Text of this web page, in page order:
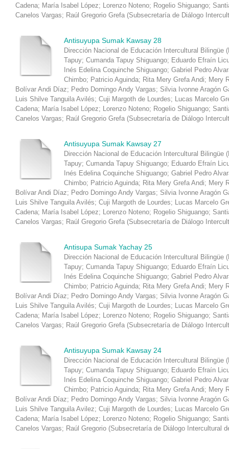
Cadena; María Isabel López; Lorenzo Noteno; Rogelio Shiguango;
Canelos Vargas; Raúl Gregorio Grefa (Subsecretaría de Diálogo
Antisuyupa Sumak Kawsay 28
Dirección Nacional de Educación Intercultural Bilingüe
Tapuy; Cumanda Tapuy Shiguango; Eduardo Efraín
Inés Edelina Coquinche Shiguango; Gabriel Pedro
Chimbo; Patricio Aguinda; Rita Mery Grefa Andi; Mery
Bolívar Andi Díaz; Pedro Domingo Andy Vargas; Silvia Ivonne Aragón
Luis Shilve Tanguila Avilés; Cuji Margoth de Lourdes; Lucas Marcelo
Cadena; María Isabel López; Lorenzo Noteno; Rogelio Shiguango;
Canelos Vargas; Raúl Gregorio Grefa (Subsecretaría de Diálogo
Antisuyupa Sumak Kawsay 27
Dirección Nacional de Educación Intercultural Bilingüe
Tapuy; Cumanda Tapuy Shiguango; Eduardo Efraín
Inés Edelina Coquinche Shiguango; Gabriel Pedro
Chimbo; Patricio Aguinda; Rita Mery Grefa Andi; Mery
Bolívar Andi Díaz; Pedro Domingo Andy Vargas; Silvia Ivonne Aragón
Luis Shilve Tanguila Avilés; Cuji Margoth de Lourdes; Lucas Marcelo
Cadena; María Isabel López; Lorenzo Noteno; Rogelio Shiguango;
Canelos Vargas; Raúl Gregorio Grefa (Subsecretaría de Diálogo
Antisupa Sumak Yachay 25
Dirección Nacional de Educación Intercultural Bilingüe
Tapuy; Cumanda Tapuy Shiguango; Eduardo Efraín
Inés Edelina Coquinche Shiguango; Gabriel Pedro
Chimbo; Patricio Aguinda; Rita Mery Grefa Andi; Mery
Bolívar Andi Díaz; Pedro Domingo Andy Vargas; Silvia Ivonne Aragón
Luis Shilve Tanguila Avilés; Cuji Margoth de Lourdes; Lucas Marcelo
Cadena; María Isabel López; Lorenzo Noteno; Rogelio Shiguango;
Canelos Vargas; Raúl Gregorio Grefa (Subsecretaría de Diálogo
Antisuyupa Sumak Kawsay 24
Dirección Nacional de Educación Intercultural Bilingüe
Tapuy; Cumanda Tapuy Shiguango; Eduardo Efraín
Inés Edelina Coquinche Shiguango; Gabriel Pedro
Chimbo; Patricio Aguinda; Rita Mery Grefa Andi; Mery
Bolívar Andi Díaz; Pedro Domingo Andy Vargas; Silvia Ivonne Aragón
Luis Shilve Tanguila Avilez; Cuji Margoth de Lourdes; Lucas Marcelo
Cadena; María Isabel López; Lorenzo Noteno; Rogelio Shiguango;
Canelos Vargas; Raúl Gregorio (Subsecretaría de Diálogo Intercultural